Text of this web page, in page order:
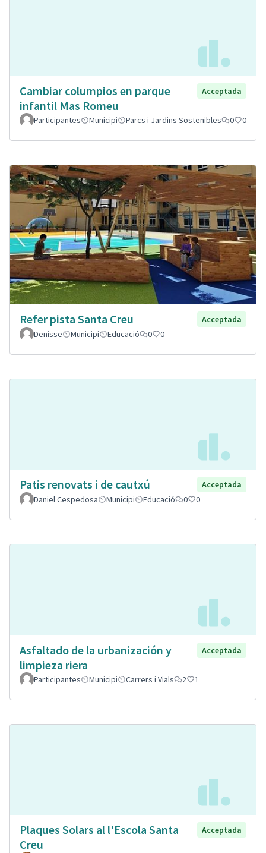
Cambiar columpios en parque
infantil Mas Romeu
Acceptada
Participantes Municipi Parcs i Jardins Sostenibles 0 0
Refer pista Santa Creu
Acceptada
Denisse
Municipi Educació 0 0
Patis renovats i de cautxú
Acceptada
Daniel Cespedosa
Municipi Educació 0 0
Asfaltado de la urbanización y
limpieza riera
Acceptada
Participantes Municipi Carrers i Vials 2 1
Plaques Solars al l'Escola Santa
Creu
Acceptada